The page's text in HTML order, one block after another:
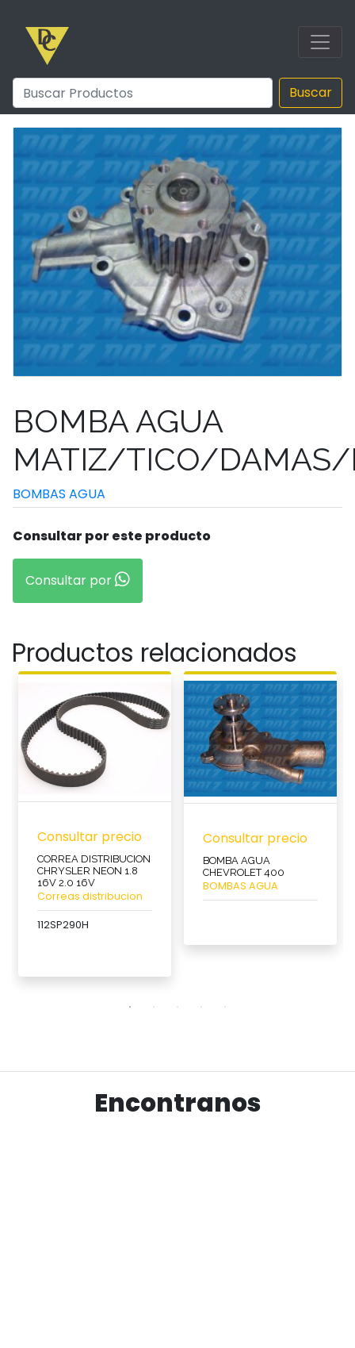
Buscar
BOMBA AGUA
MATIZ/TICO/DAMAS/
BOMBAS AGUA
Consultar por este producto
Consultar por
Productos relacionados
Consultar precio
CORREA DISTRIBUCION
CHRYSLER NEON 1.8
16V 2.0 16V
Correas distribucion
112SP290H
producto
Consultar precio
BOMBA AGUA
CHEVROLET 400
BOMBAS AGUA
Encontranos